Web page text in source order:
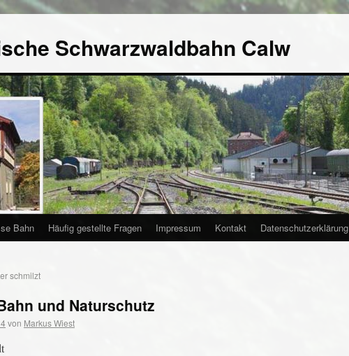
Schwarzwaldbahn Calw
Bahn Häufig gestellte Fragen Impressum Kontakt Datenschutzerklärung
schmilzt
und Naturschutz
von Markus Wiest